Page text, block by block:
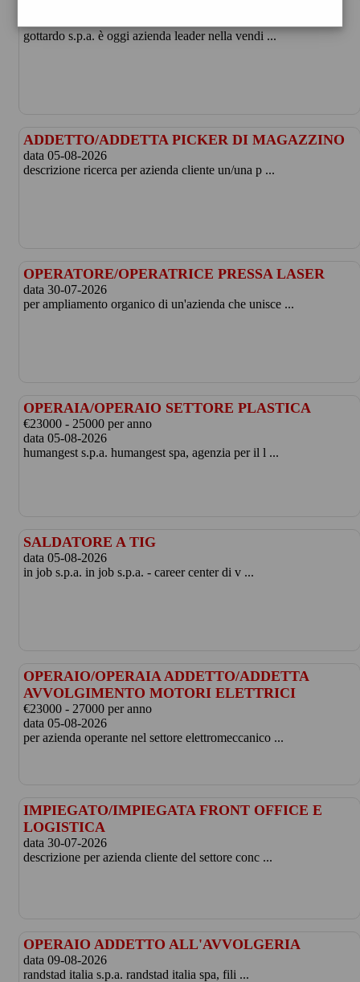
gottardo s.p.a. è oggi azienda leader nella vendi ...
ADDETTO/ADDETTA PICKER DI MAGAZZINO
data 05-08-2026
descrizione ricerca per azienda cliente un/una p ...
OPERATORE/OPERATRICE PRESSA LASER
data 30-07-2026
per ampliamento organico di un'azienda che unisce ...
OPERAIA/OPERAIO SETTORE PLASTICA
€23000 - 25000 per anno
data 05-08-2026
humangest s.p.a. humangest spa, agenzia per il l ...
SALDATORE A TIG
data 05-08-2026
in job s.p.a. in job s.p.a. - career center di v ...
OPERAIO/OPERAIA ADDETTO/ADDETTA
AVVOLGIMENTO MOTORI ELETTRICI
€23000 - 27000 per anno
data 05-08-2026
per azienda operante nel settore elettromeccanico ...
IMPIEGATO/IMPIEGATA FRONT OFFICE E
LOGISTICA
data 30-07-2026
descrizione per azienda cliente del settore conc ...
OPERAIO ADDETTO ALL'AVVOLGERIA
data 09-08-2026
randstad italia s.p.a. randstad italia spa, fili ...